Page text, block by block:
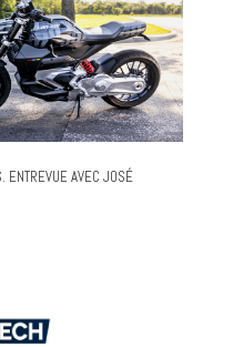
ENTREVUE AVEC JOSÉ